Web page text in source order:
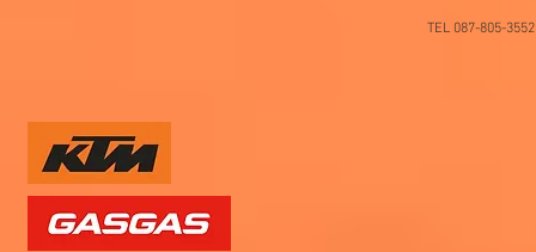
TEL 087-805-